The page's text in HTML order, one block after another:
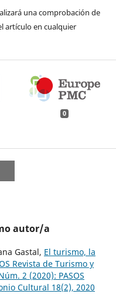
una comprobación de
artículo en cualquier
0
autor/a
Gastal, El turismo, la
Revista de Turismo y
2 (2020): PASOS
Cultural 18(2), 2020